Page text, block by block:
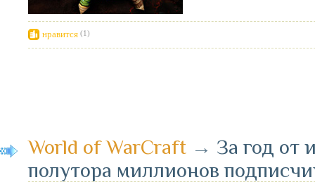
нравится (1)
World of WarCraft → За год от
полутора миллионов